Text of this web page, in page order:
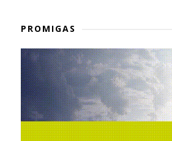
PROMIGAS